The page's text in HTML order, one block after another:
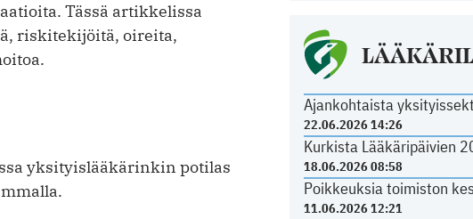
Tässä artikkelissa
riskitekijöitä, oireita,
yksityislääkärinkin potilas
Ajankohtaista
22.06.2026 14:26
Kurkista Lääkäripäivien
18.06.2026 08:58
Poikkeuksia toimiston
11.06.2026 12:21